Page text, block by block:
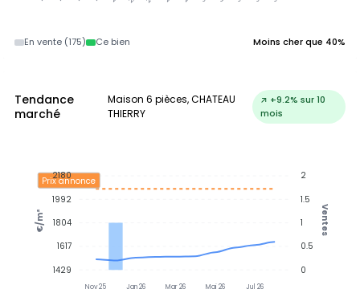
En vente (175) Ce bien Moins cher que 40%
Tendance
marché
Maison 6 pièces, CHATEAU
THIERRY
↗ +9.2% sur 10
mois
Nov 25 Jan 26 Mar 26 Mai 26 Jul 26
Prix annonce
2
1.5
1
0.5
0
Ventes
2180
1992
1804
1617
1429
€/m²